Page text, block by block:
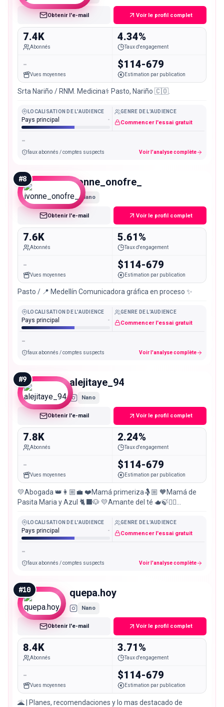
Obtenir l'e-mail Voir le profil complet
7.4K
Abonnés
4.34%
Taux d'engagement
-
Vues moyennes
$114-679
Estimation par publication
Srta Nariño / RNM. Medicina⚕️ Pasto, Nariño 🇨🇴.
LOCALISATION DE L'AUDIENCE
Pays principal -
GENRE DE L'AUDIENCE
Commencer l'essai gratuit
-
faux abonnés / comptes suspects Voir l'analyse complète
#8 ivonne_onofre_
Nano
Obtenir l'e-mail Voir le profil complet
7.6K
Abonnés
5.61%
Taux d'engagement
-
Vues moyennes
$114-679
Estimation par publication
Pasto / 📍 Medellín Comunicadora gráfica en proceso ✨
LOCALISATION DE L'AUDIENCE
Pays principal -
GENRE DE L'AUDIENCE
Commencer l'essai gratuit
-
faux abonnés / comptes suspects Voir l'analyse complète
#9 alejitaye_94
Nano
Obtenir l'e-mail Voir le profil complet
7.8K
Abonnés
2.24%
Taux d'engagement
-
Vues moyennes
$114-679
Estimation par publication
💛Abogada 👑👩🏼‍💼 ❤️Mamá primeriza🤱🏼 🧡Mamá de
Pasita Maria y Azul 🐈‍⬛🐶 💛Amante del té 🫖🍃🧘‍♀️
LOCALISATION DE L'AUDIENCE
Pays principal -
GENRE DE L'AUDIENCE
Commencer l'essai gratuit
-
faux abonnés / comptes suspects Voir l'analyse complète
#10 quepa.hoy
Nano
Obtenir l'e-mail Voir le profil complet
8.4K
Abonnés
3.71%
Taux d'engagement
-
Vues moyennes
$114-679
Estimation par publication
🌋 | Planes, recomendaciones y lo mas destacado de